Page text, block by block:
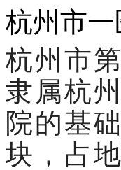
杭州市一
杭州市
隶属杭
院的基
块，占